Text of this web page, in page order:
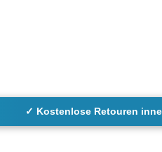
✓ Kostenlose Retouren